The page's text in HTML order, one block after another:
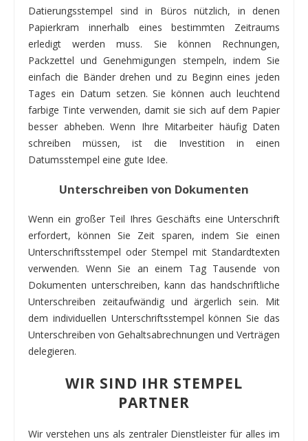
Datierungsstempel sind in Büros nützlich, in denen
Papierkram innerhalb eines bestimmten Zeitraums
erledigt werden muss. Sie können Rechnungen,
Packzettel und Genehmigungen stempeln, indem Sie
einfach die Bänder drehen und zu Beginn eines jeden
Tages ein Datum setzen. Sie können auch leuchtend
farbige Tinte verwenden, damit sie sich auf dem Papier
besser abheben. Wenn Ihre Mitarbeiter häufig Daten
schreiben müssen, ist die Investition in einen
Datumsstempel eine gute Idee.
Unterschreiben von Dokumenten
Wenn ein großer Teil Ihres Geschäfts eine Unterschrift
erfordert, können Sie Zeit sparen, indem Sie einen
Unterschriftsstempel oder Stempel mit Standardtexten
verwenden. Wenn Sie an einem Tag Tausende von
Dokumenten unterschreiben, kann das handschriftliche
Unterschreiben zeitaufwändig und ärgerlich sein. Mit
dem individuellen Unterschriftsstempel können Sie das
Unterschreiben von Gehaltsabrechnungen und Verträgen
delegieren.
WIR SIND IHR STEMPEL
PARTNER
Wir verstehen uns als zentraler Dienstleister für alles im